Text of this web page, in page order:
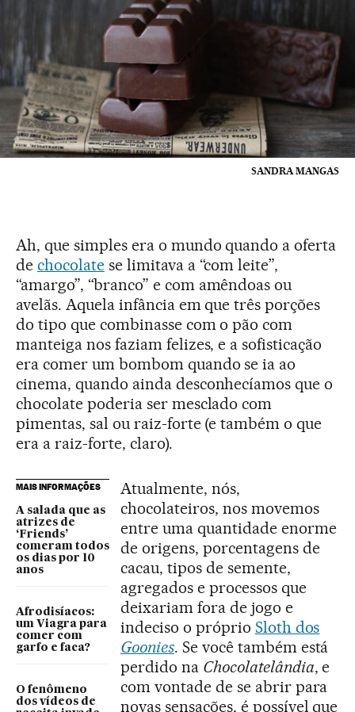
SANDRA MANGAS
Ah, que simples era o mundo quando a oferta
de chocolatese limitava a “com leite”,
“amargo”, “branco” e com amêndoas ou
avelãs. Aquela infância em que três porções
do tipo que combinasse com o pão com
manteiga nos faziam felizes, e a sofisticação
era comer um bombom quando se ia ao
cinema, quando ainda desconhecíamos que o
chocolate poderia ser mesclado com
pimentas, sal ou raiz-forte (e também o que
era a raiz-forte, claro).
MAIS INFORMAÇÕES
A salada que as
atrizes de
‘Friends’
comeram todos
os dias por 10
anos
Afrodisíacos:
um Viagra para
comer com
garfo e faca?
O fenômeno
dos vídeos de
Atualmente, nós,
chocolateiros, nos movemos
entre uma quantidade enorme
de origens, porcentagens de
cacau, tipos de semente,
agregados e processos que
deixariam fora de jogo e
indeciso o próprio Sloth dos
Goonies. Se você também está
perdido na Chocolatelândia, e
com vontade de se abrir para
novas sensações, é possível que